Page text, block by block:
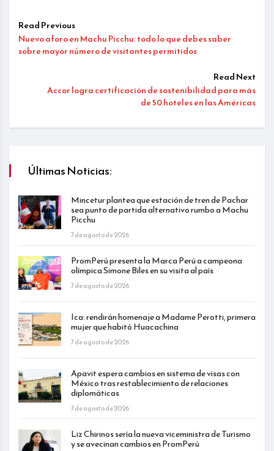
Read Previous
Nuevo aforo en Machu Picchu: todo lo que debes saber
sobre mayor número de visitantes permitidos
Read Next
Accor logra certificación de sostenibilidad para más
de 50 hoteles en las Américas
Últimas Noticias:
Mincetur plantea que estación de tren de Pachar
sea punto de partida alternativo rumbo a Machu
Picchu
7 de agosto de 2026
PromPerú presenta la Marca Perú a campeona
olímpica Simone Biles en su visita al país
7 de agosto de 2026
Ica: rendirán homenaje a Madame Perotti, primera
mujer que habitó Huacachina
7 de agosto de 2026
Apavit espera cambios en sistema de visas con
México tras restablecimiento de relaciones
diplomáticas
7 de agosto de 2026
Liz Chirinos sería la nueva viceministra de Turismo
y se avecinan cambios en PromPerú